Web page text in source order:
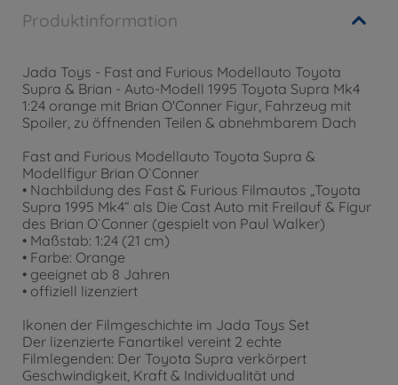
Produktinformation
Jada Toys - Fast and Furious Modellauto Toyota
Supra & Brian - Auto-Modell 1995 Toyota Supra Mk4
1:24 orange mit Brian O'Conner Figur, Fahrzeug mit
Spoiler, zu öffnenden Teilen & abnehmbarem Dach
Fast and Furious Modellauto Toyota Supra &
Modellfigur Brian O`Conner
• Nachbildung des Fast & Furious Filmautos „Toyota
Supra 1995 Mk4“ als Die Cast Auto mit Freilauf & Figur
des Brian O`Conner (gespielt von Paul Walker)
• Maßstab: 1:24 (21 cm)
• Farbe: Orange
• geeignet ab 8 Jahren
• offiziell lizenziert
Ikonen der Filmgeschichte im Jada Toys Set
Der lizenzierte Fanartikel vereint 2 echte
Filmlegenden: Der Toyota Supra verkörpert
Geschwindigkeit, Kraft & Individualität und